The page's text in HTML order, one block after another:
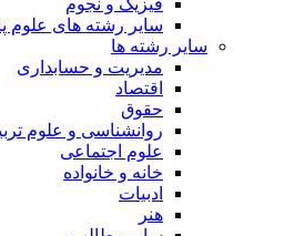
سایر رشته های علوم پایه
سایر رشته ها
مدیریت و حسابداری
اقتصاد
حقوق
روانشناسی و علوم تربیتی
علوم اجتماعی
خانه و خانواده
ادبیات
هنر